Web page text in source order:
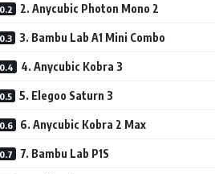
2. Anycubic Photon Mono 2
3. Bambu Lab A1 Mini Combo
4. Anycubic Kobra 3
5. Elegoo Saturn 3
6. Anycubic Kobra 2 Max
7. Bambu Lab P1S